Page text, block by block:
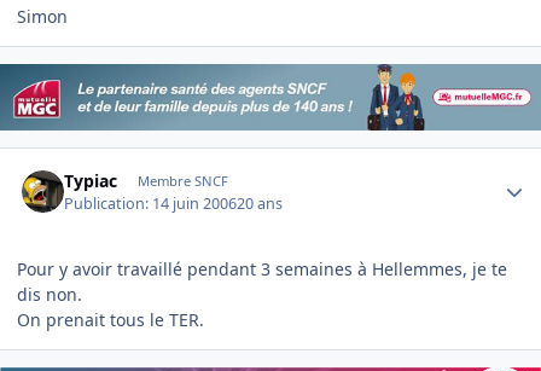
Simon
Typiac Membre SNCF
Publication: 14 juin 200620 ans
Pour y avoir travaillé pendant 3 semaines à Hellemmes, je te
dis non.
On prenait tous le TER.